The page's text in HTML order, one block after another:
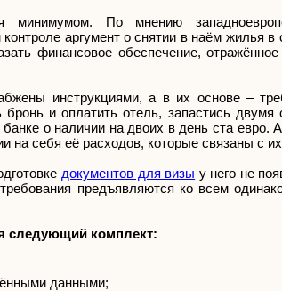
По мнению
аргумент о снятии в наём жилья
финансовое обеспечение,
инструкциями, а в их основе –
и оплатить отель, запастись двумя
о наличии на двоих в день ста евро.
на себя её расходов, которые связаны с
документов для визы у него не
предъявляются ко всем
следующий комплект:
данными;